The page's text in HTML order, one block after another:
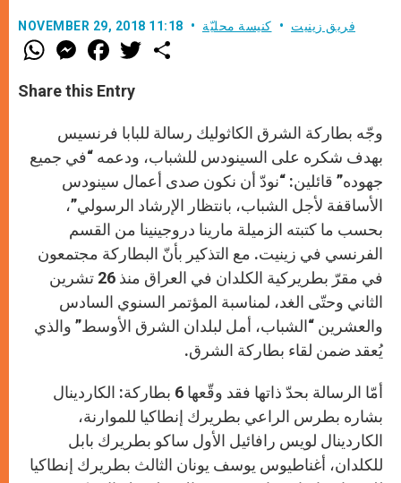
NOVEMBER 29, 2018 11:18 فريق زينيت كنيسة محليّة
W
h
t
s
M
e
s
e
e
r
F
a
e
b
o
k
w
r
Share this Entry
وجّه بطاركة الشرق الكاثوليك رسالة للبابا فرنسيس
بهدف شكره على السينودس للشباب، ودعمه “في جميع
جهوده” قائلين: “نودّ أن نكون صدى أعمال سينودس
الأساقفة لأجل الشباب، بانتظار الإرشاد الرسولي”،
بحسب ما كتبته الزميلة مارينا دروجينينا من القسم
الفرنسي في زينيت. مع التذكير بأنّ البطاركة مجتمعون
في مقرّ بطريركية الكلدان في العراق منذ 26 تشرين
الثاني وحتّى الغد، لمناسبة المؤتمر السنوي السادس
والعشرين “الشباب، أمل لبلدان الشرق الأوسط” والذي
يُعقد ضمن لقاء بطاركة الشرق.
أمّا الرسالة بحدّ ذاتها فقد وقّعها 6 بطاركة: الكاردينال
بشاره بطرس الراعي بطريرك إنطاكيا للموارنة،
الكاردينال لويس رافائيل الأول ساكو بطريرك بابل
للكلدان، أغناطيوس يوسف يونان الثالث بطريرك إنطاكيا